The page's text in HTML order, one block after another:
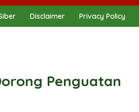
Disclaimer Privacy Policy
Penguatan